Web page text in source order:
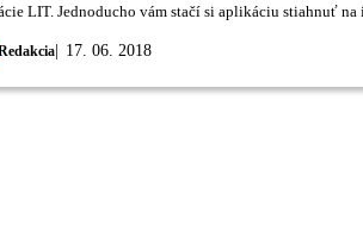
17. 06. 2018
LIT. Jednoducho vám stačí si aplikáciu stiahnuť na
začať zdieľať svoj obsah s ostatnými užívateľmi.